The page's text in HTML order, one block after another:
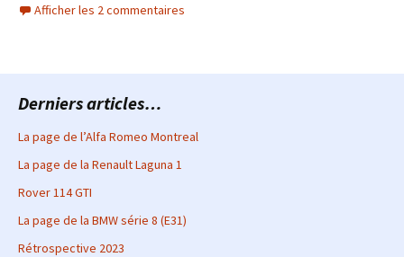
Afficher les 2 commentaires
Derniers articles…
La page de l’Alfa Romeo Montreal
La page de la Renault Laguna 1
Rover 114 GTI
La page de la BMW série 8 (E31)
Rétrospective 2023